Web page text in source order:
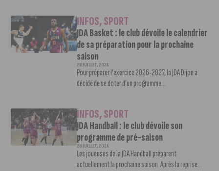
INFOS,SPORT
JDA Basket : le club dévoile le calendrier
de sa préparation pour la prochaine
saison
28 JUILLET, 2026
Pour préparer l'exercice 2026-2027, la JDA Dijon a
décidé de se doter d'un programme...
INFOS,SPORT
JDA Handball : le club dévoile son
programme de pré-saison
28 JUILLET, 2026
Les joueuses de la JDA Handball préparent
actuellement la prochaine saison. Après la reprise...